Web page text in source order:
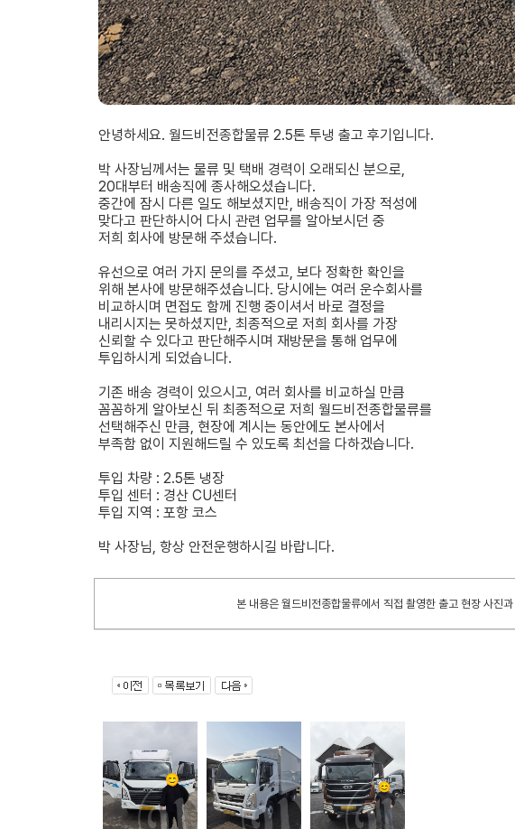
안녕하세요. 월드비전종합물류 2.5톤 투냉 출고 후기입니다.
박 사장님께서는 물류 및 택배 경력이 오래되신 분으로,
20대부터 배송직에 종사해오셨습니다.
중간에 잠시 다른 일도 해보셨지만, 배송직이 가장 적성에
맞다고 판단하시어 다시 관련 업무를 알아보시던 중
저희 회사에 방문해 주셨습니다.
유선으로 여러 가지 문의를 주셨고, 보다 정확한 확인을
위해 본사에 방문해주셨습니다. 당시에는 여러 운수회사를
비교하시며 면접도 함께 진행 중이셔서 바로 결정을
내리시지는 못하셨지만, 최종적으로 저희 회사를 가장
신뢰할 수 있다고 판단해주시며 재방문을 통해 업무에
투입하시게 되었습니다.
기존 배송 경력이 있으시고, 여러 회사를 비교하실 만큼
꼼꼼하게 알아보신 뒤 최종적으로 저희 월드비전종합물류를
선택해주신 만큼, 현장에 계시는 동안에도 본사에서
부족함 없이 지원해드릴 수 있도록 최선을 다하겠습니다.
투입 차량 : 2.5톤 냉장
투입 센터 : 경산 CU센터
투입 지역 : 포항 코스
박 사장님, 항상 안전운행하시길 바랍니다.
본 내용은 월드비전종합물류에서 직접 촬영한 출고 현장 사진